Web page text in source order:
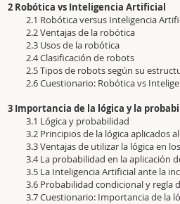
2 Robótica vs Inteligencia Artificial
2.1 Robótica versus Inteligencia
2.2 Ventajas de la robótica
2.3 Usos de la robótica
2.4 Clasificación de robots
2.5 Tipos de robots según su
2.6 Cuestionario: Robótica vs
3 Importancia de la lógica y la
3.1 Lógica y probabilidad
3.2 Principios de la lógica aplicados
3.3 Ventajas de utilizar la lógica en
3.4 La probabilidad en la aplicación
3.5 La Inteligencia Artificial ante la
3.6 Probabilidad condicional y regla
3.7 Cuestionario: Importancia de la